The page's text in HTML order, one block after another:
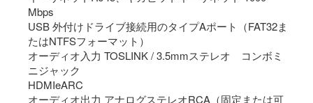
Mbps
USB 外付けドライブ接続用のタイプAポート（FAT32ま
たはNTFSフォーマット）
オーディオ入力 TOSLINK / 3.5mmステレオ コンボミ
ニジャック
HDMIeARC
オーディオ出力 アナログステレオRCA（固定または可